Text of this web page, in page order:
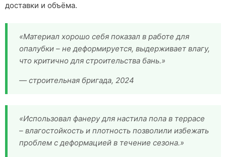
доставки и объёма.
«Материал хорошо себя показал в работе для
опалубки – не деформируется, выдерживает влагу,
что критично для строительства бань.»
— строительная бригада, 2024
«Использовал фанеру для настила пола в террасе
– влагостойкость и плотность позволили избежать
проблем с деформацией в течение сезона.»